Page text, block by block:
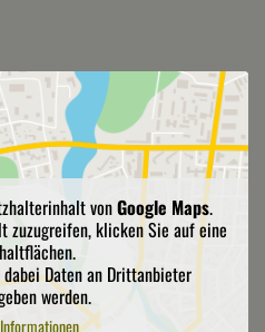
vonGoogle Maps.
zuzugreifen, klicken Sie auf eine
Daten an Drittanbieter
werden.